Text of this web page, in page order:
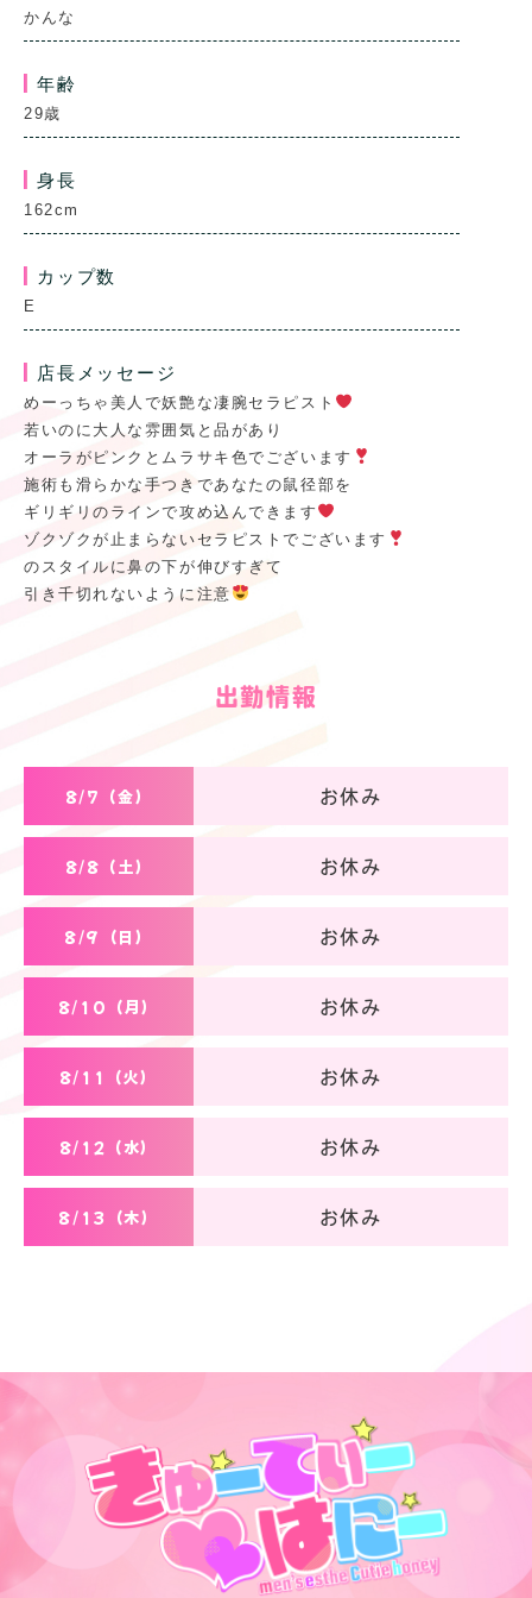
かんな
年齢
29歳
身長
162cm
カップ数
E
店長メッセージ
めーっちゃ美人で妖艶な凄腕セラピスト
若いのに大人な雰囲気と品があり
オーラがピンクとムラサキ色でございます
施術も滑らかな手つきであなたの鼠径部を
ギリギリのラインで攻め込んできます
ゾクゾクが止まらないセラピストでございます
のスタイルに鼻の下が伸びすぎて
引き千切れないように注意
出勤情報
8/7（金） お休み
8/8（土） お休み
8/9（日） お休み
8/10（月） お休み
8/11（火） お休み
8/12（水） お休み
8/13（木） お休み